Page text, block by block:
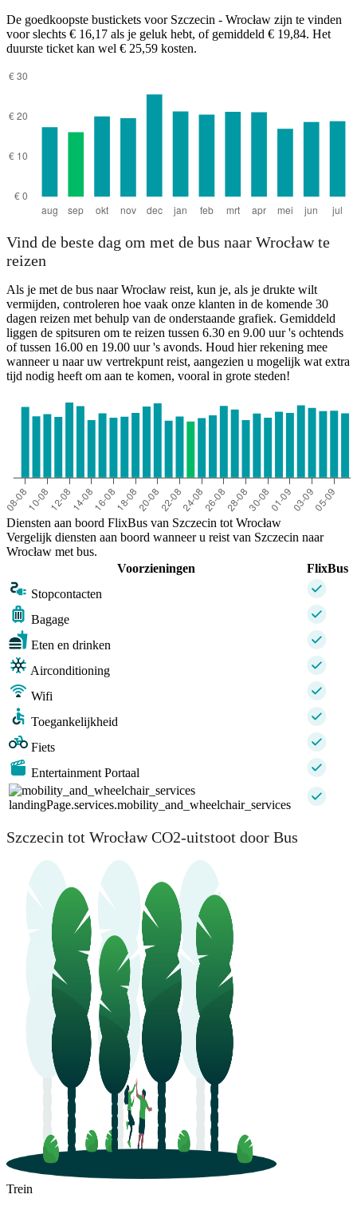
De goedkoopste bustickets voor Szczecin - Wrocław zijn te vinden
voor slechts € 16,17 als je geluk hebt, of gemiddeld € 19,84. Het
duurste ticket kan wel € 25,59 kosten.
Vind de beste dag om met de bus naar Wrocław te
reizen
Als je met de bus naar Wrocław reist, kun je, als je drukte wilt
vermijden, controleren hoe vaak onze klanten in de komende 30
dagen reizen met behulp van de onderstaande grafiek. Gemiddeld
liggen de spitsuren om te reizen tussen 6.30 en 9.00 uur 's ochtends
of tussen 16.00 en 19.00 uur 's avonds. Houd hier rekening mee
wanneer u naar uw vertrekpunt reist, aangezien u mogelijk wat extra
tijd nodig heeft om aan te komen, vooral in grote steden!
Diensten aan boord FlixBus van Szczecin tot Wrocław
Vergelijk diensten aan boord wanneer u reist van Szczecin naar
Wrocław met bus.
Voorzieningen
FlixBus
Stopcontacten
Bagage
Eten en drinken
Airconditioning
Wifi
Toegankelijkheid
Fiets
Entertainment Portaal
landingPage.services.mobility_and_wheelchair_services
Szczecin tot Wrocław CO2-uitstoot door Bus
Trein